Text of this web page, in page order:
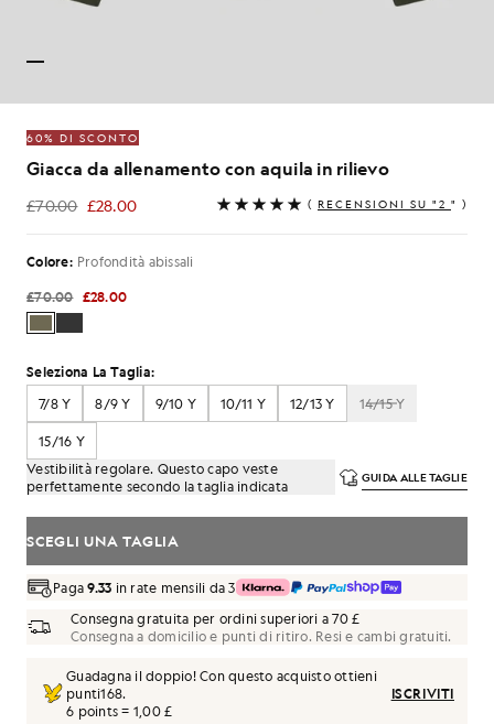
60% DI SCONTO
Giacca da allenamento con aquila in rilievo
£70.00 £28.00
£28.00 ( RECENSIONI SU "2 " )
Colore: Profondità abissali
£70.00 £28.00
Seleziona La Taglia:
7/8 Y
8/9 Y 9/10 Y 10/11 Y 12/13 Y 14/15 Y
15/16 Y
Vestibilità regolare. Questo capo veste
perfettamente secondo la taglia indicata
GUIDA ALLE TAGLIE
SCEGLI UNA TAGLIA
Paga9.33 in rate mensili da 3
Consegna gratuita per ordini superiori a 70 £
Consegna a domicilio e punti di ritiro. Resi e cambi gratuiti.
Guadagna il doppio! Con questo acquisto ottieni
punti168.
6 points = 1,00 £
ISCRIVITI